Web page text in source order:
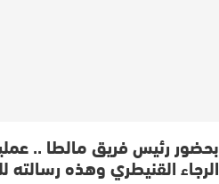
بحضور رئيس فريق مالطا ..
الرجاء القنيطري وهذه رسالته